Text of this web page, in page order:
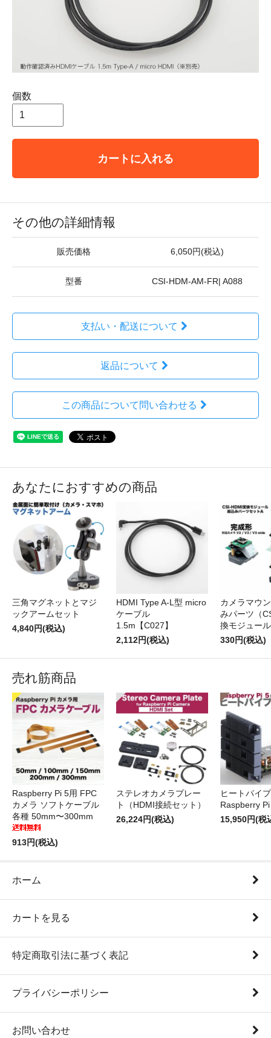
個数
カートに入れる
その他の詳細情報
販売価格 6,050円(税込)
型番 CSI-HDM-AM-FR| A088
支払い・配送について
返品について
この商品について問い合わせる
あなたにおすすめの商品
三角マグネットとマジ
ックアームセット
4,840円(税込)
HDMI Type A-L型 micro
ケーブル
1.5m【C027】
2,112円(税込)
カメラマウ
みパーツ（
換モジュー
330円(税込)
売れ筋商品
Raspberry Pi 5用 FPC
カメラ ソフトケーブル
各種 50mm〜300mm
913円(税込)
ステレオカメラプレー
ト（HDMI接続セット）
26,224円(税込)
ヒートパイ
Raspberry
15,950円(税
ホーム
カートを見る
特定商取引法に基づく表記
プライバシーポリシー
お問い合わせ